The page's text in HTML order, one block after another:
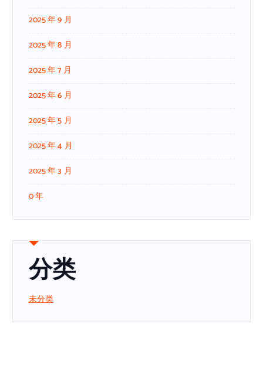
2025 年 9 月
2025 年 8 月
2025 年 7 月
2025 年 6 月
2025 年 5 月
2025 年 4 月
2025 年 3 月
0 年
分类
未分类